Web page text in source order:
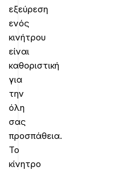
εξεύρεση
ενός
κινήτρου
είναι
καθοριστική
για
την
όλη
σας
προσπάθεια.
Το
κίνητρο